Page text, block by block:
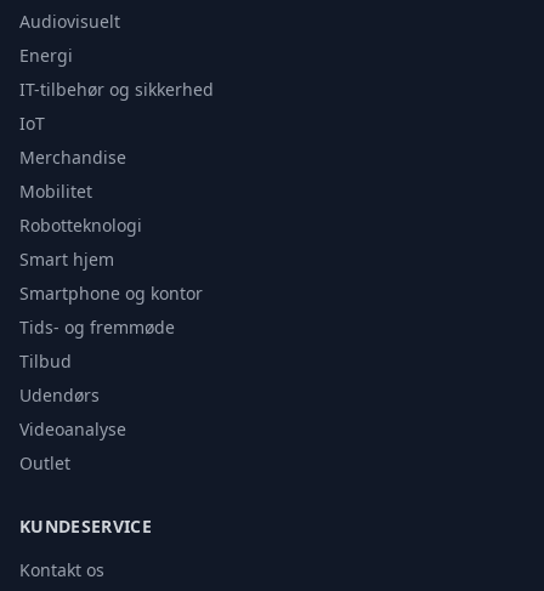
Audiovisuelt
Energi
IT-tilbehør og sikkerhed
IoT
Merchandise
Mobilitet
Robotteknologi
Smart hjem
Smartphone og kontor
Tids- og fremmøde
Tilbud
Udendørs
Videoanalyse
Outlet
KUNDESERVICE
Kontakt os